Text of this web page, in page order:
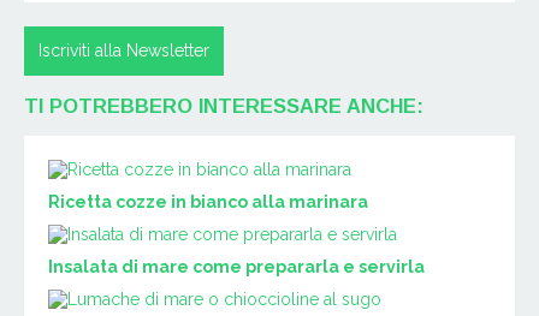
Iscriviti alla Newsletter
TI POTREBBERO INTERESSARE ANCHE:
Ricetta cozze in bianco alla marinara
Insalata di mare come prepararla e servirla